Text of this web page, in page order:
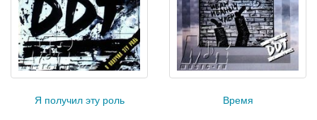
Я получил эту роль Время